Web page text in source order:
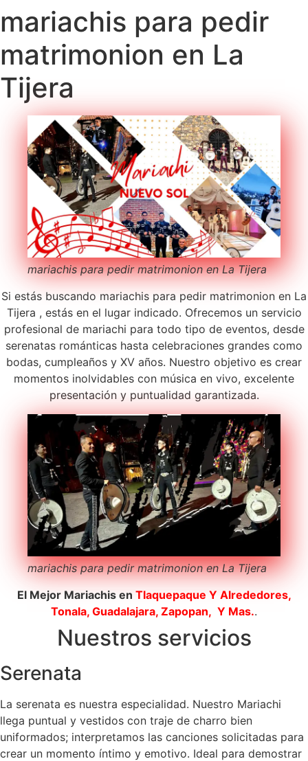
mariachis para pedir
matrimonion en La
Tijera
mariachis para pedir matrimonion en La Tijera
Si estás buscando mariachis para pedir matrimonion en La
Tijera , estás en el lugar indicado. Ofrecemos un servicio
profesional de mariachi para todo tipo de eventos, desde
serenatas románticas hasta celebraciones grandes como
bodas, cumpleaños y XV años. Nuestro objetivo es crear
momentos inolvidables con música en vivo, excelente
presentación y puntualidad garantizada.
mariachis para pedir matrimonion en La Tijera
El Mejor Mariachis en Tlaquepaque Y Alrededores,
Tonala, Guadalajara, Zapopan, Y Mas..
Nuestros servicios
Serenata
La serenata es nuestra especialidad. Nuestro Mariachi
llega puntual y vestidos con traje de charro bien
uniformados; interpretamos las canciones solicitadas para
crear un momento íntimo y emotivo. Ideal para demostrar